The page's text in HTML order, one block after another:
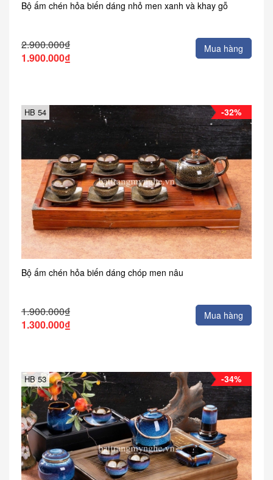
Bộ ấm chén hỏa biến dáng nhỏ men xanh và khay gỗ
2.900.000₫
1.900.000₫
Mua hàng
-32%
HB 54
Bộ ấm chén hỏa biến dáng chóp men nâu
1.900.000₫
1.300.000₫
Mua hàng
-34%
HB 53